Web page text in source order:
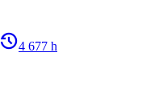
history_24 677 h